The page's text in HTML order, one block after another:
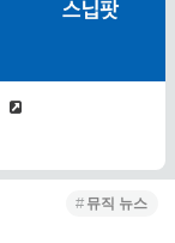
뮤직 뉴스